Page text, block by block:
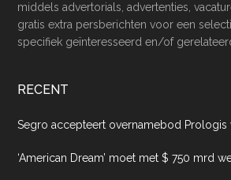
middels advertorials, advertenties,
gratis extra persberichten voor een
specifiek geïnteresseerd en/of
RECENT
Segro accepteert overnamebod Prologis
‘American Dream’ moet met $ 750 mrd